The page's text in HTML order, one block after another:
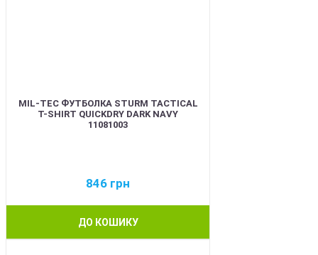
MIL-TEC ФУТБОЛКА STURM TACTICAL
T-SHIRT QUICKDRY DARK NAVY
11081003
846 грн
ДО КОШИКУ